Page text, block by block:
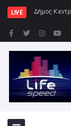
LIVE Δήμος